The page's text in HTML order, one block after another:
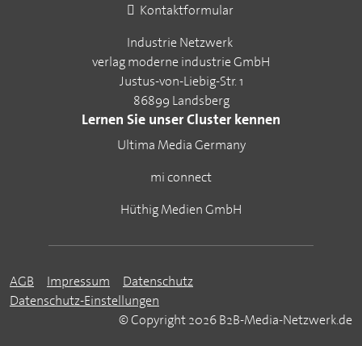
Kontaktformular
Industrie Netzwerk
verlag moderne industrie GmbH
Justus-von-Liebig-Str. 1
86899 Landsberg
Lernen Sie unser Cluster kennen
Ultima Media Germany
mi connect
Hüthig Medien GmbH
AGB Impressum
Datenschutz
Datenschutz-Einstellungen
© Copyright 2026 B2B-Media-Netzwerk.de